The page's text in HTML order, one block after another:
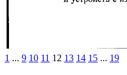
1 ... 9 10 11 12 13 14 15 ... 19